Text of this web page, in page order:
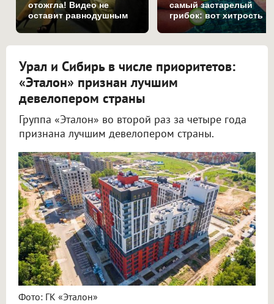
отожгла! Видео не
оставит равнодушным
самый застарелый
грибок: вот хитрость
Урал и Сибирь в числе приоритетов:
«Эталон» признан лучшим
девелопером страны
Группа «Эталон» во второй раз за четыре года
признана лучшим девелопером страны.
Фото: ГК «Эталон»